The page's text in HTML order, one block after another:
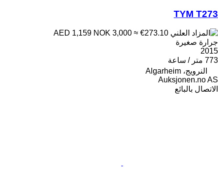
TYM T273
NOK 3,000 ≈ €273.10
جرارة صغيرة
2015
773 متر / ساعة
النرويج، Algarheim
Auksjonen.no AS
الاتصال بالبائع